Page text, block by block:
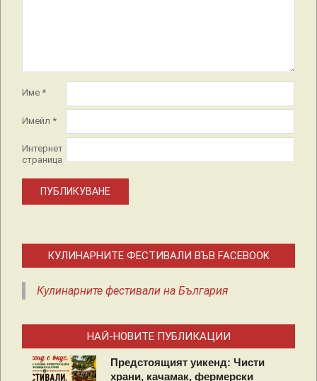
Име *
Имейл *
Интернет
страница
КУЛИНАРНИТЕ ФЕСТИВАЛИ ВЪВ FACEBOOK
Кулинарните фестивали на България
НАЙ-НОВИТЕ ПУБЛИКАЦИИ
Предстоящият уикенд: Чисти
храни, качамак, фермерски